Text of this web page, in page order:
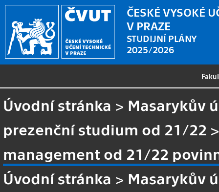
ČESKÉ VYSOKÉ
V PRAZE
STUDIJNÍ PLÁNY
2025/2026
Úvodní stránka > Masarykův
prezenční studium od 21/22
management od 21/22
Úvodní stránka > Masarykův